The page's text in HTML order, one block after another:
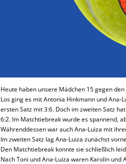
Heute haben unsere Mädchen 15 gegen
Los ging es mit Antonia Hinkmann und
ersten Satz mit 3:6. Doch im zweiten Satz
6:2. Im Matchtiebreak wurde es spannend,
Währenddessen war auch Ana-Luiza mit
Im zweiten Satz lag Ana-Luiza zunächst
Den Matchtiebreak konnte sie schließlich
Nach Toni und Ana-Luiza waren Karolin und